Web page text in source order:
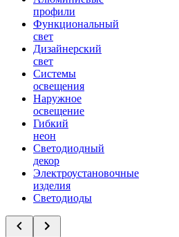
профили
Функциональный
свет
Дизайнерский
свет
Системы
освещения
Наружное
освещение
Гибкий
неон
Светодиодный
декор
Электроустановочные
изделия
Светодиоды